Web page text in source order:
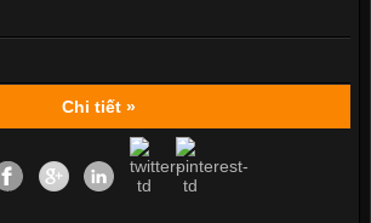
Chi tiết »